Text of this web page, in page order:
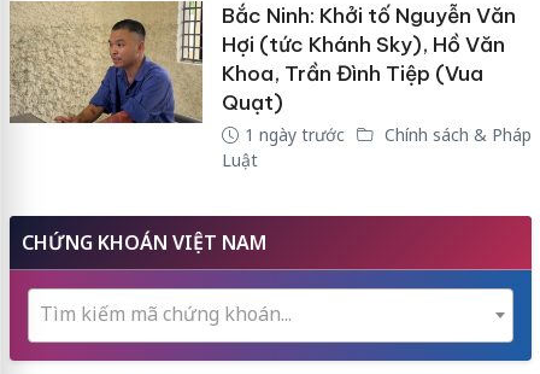
Bắc Ninh: Khởi tố Nguyễn Văn
Hợi (tức Khánh Sky), Hồ Văn
Khoa, Trần Đình Tiệp (Vua
Quạt)
1 ngày trước
Chính sách & Pháp
Luật
CHỨNG KHOÁN VIỆT NAM
Tìm kiếm mã chứng khoán...